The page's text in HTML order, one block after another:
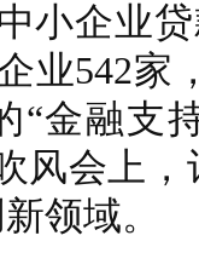
小企业
业542
“金融
风会上
领域。